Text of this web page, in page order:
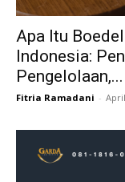
Apa Itu
Indonesia:
Pengelolaan,...
Fitria Ramadani -